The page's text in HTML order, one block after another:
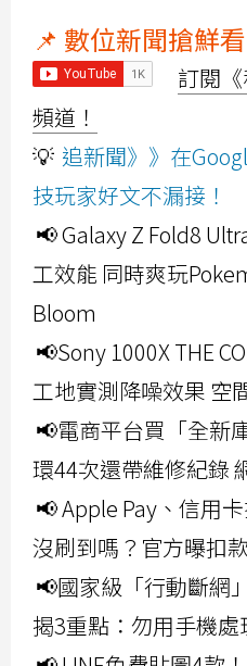
📌 數位新聞搶鮮看
訂閱
頻道！
💡 追新聞》》在
技玩家好文不漏接！
📢 Galaxy Z Fold8
工效能 同時爽玩
Bloom
📢Sony 1000X THE
工地實測降噪效果 空
📢電商平台買「全新
環44次還帶維修紀錄
📢 Apple Pay、信用
沒刷到嗎？官方曝扣
📢國家級「行動斷網
揭3重點：勿用手機